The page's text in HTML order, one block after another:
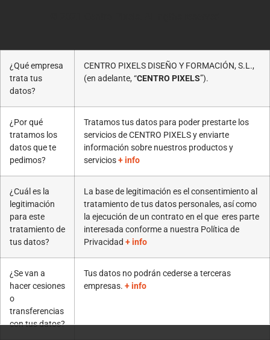
¿Qué empresa
trata tus
datos?
CENTRO PIXELS DISEÑO Y FORMACIÓN, S.L.,
(en adelante, “CENTRO PIXELS”).
¿Por qué
tratamos los
datos que te
pedimos?
Tratamos tus datos para poder prestarte los
servicios de CENTRO PIXELS y enviarte
información sobre nuestros productos y
servicios+ info
¿Cuál es la
legitimación
para este
tratamiento de
tus datos?
La base de legitimación es el consentimiento al
tratamiento de tus datos personales, así como
la ejecución de un contrato en el que eres parte
interesada conforme a nuestra Política de
Privacidad + info
¿Se van a
hacer cesiones
o
transferencias
con tus datos?
Tus datos no podrán cederse a terceras
empresas. + info